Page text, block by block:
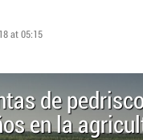
at 05:15
de
en la